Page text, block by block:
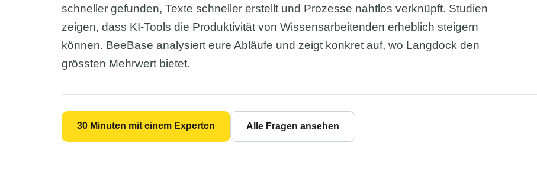
schneller gefunden, Texte schneller erstellt und Prozesse nahtlos verknüpft. Studien
zeigen, dass KI-Tools die Produktivität von Wissensarbeitenden erheblich steigern
können. BeeBase analysiert eure Abläufe und zeigt konkret auf, wo Langdock den
grössten Mehrwert bietet.
30 Minuten mit einem Experten Alle Fragen ansehen